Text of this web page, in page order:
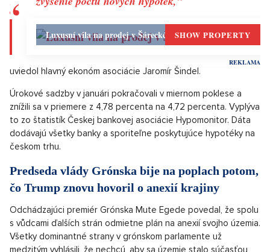
Hypotékam sa opäť darilo
Banky a stavebné sporiteľne poskytli v januári hypotéky za
medziročnom vyjadrení potom nárast objemu poskytnutých
hypoték v februári spomalil na 62 percent z januárových 72
percent. Počet nových hypoték v februári dosiahol 5277, čo
je o 37 percent viac než pred rokom.
„Tento nárast odráža nielen ďalšie zvýšenie
priemerné hypotéky, ale pozorujeme aj mierne
Luxusní vila na prodej v Šáreckém údolí, Praha 6
SHOW PROPERTY
uviedol hlavný ekonóm asociácie Jaromír Šindel.